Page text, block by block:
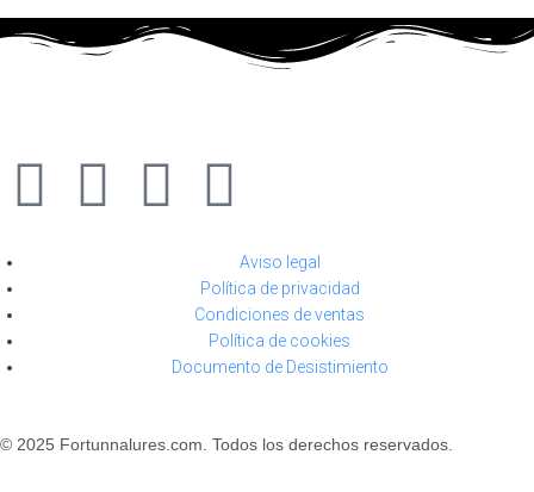
Aviso legal
Política de privacidad
Condiciones de ventas
Política de cookies
Documento de Desistimiento
© 2025 Fortunnalures.com. Todos los derechos reservados.